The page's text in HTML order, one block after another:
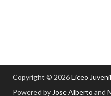
Copyright © 2026Liceo
Powered by Jose Alberto and